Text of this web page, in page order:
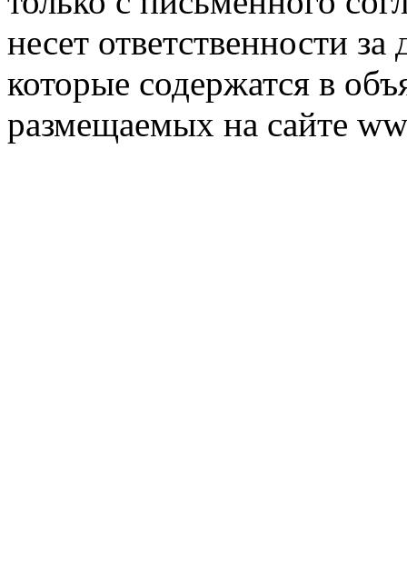
несет ответственности
которые содержатся в
размещаемых на сайте